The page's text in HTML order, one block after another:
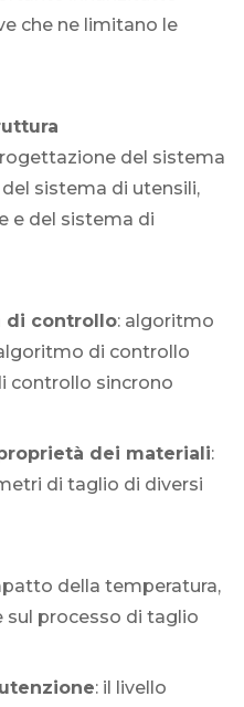
che ne limitano le
del sistema
sistema di utensili,
e del sistema di
di controllo: algoritmo
di controllo
controllo sincrono
dei materiali:
di taglio di diversi
della temperatura,
sul processo di taglio
: il livello